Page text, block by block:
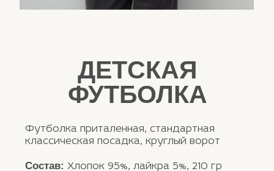
Больше 100 шт
Нажимая на кнопку, вы даёте согласие
на обработку персональных данных и
соглашаетесь c политикой